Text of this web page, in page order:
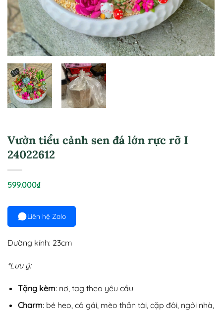
Vườn tiểu cảnh sen đá lớn rực rỡ I
24022612
599.000₫
Liên hệ Zalo
Đường kính: 23cm
*Lưu ý:
Tặng kèm: nơ, tag theo yêu cầu
Charm: bé heo, cô gái, mèo thần tài, cặp đôi, ngôi nhà,